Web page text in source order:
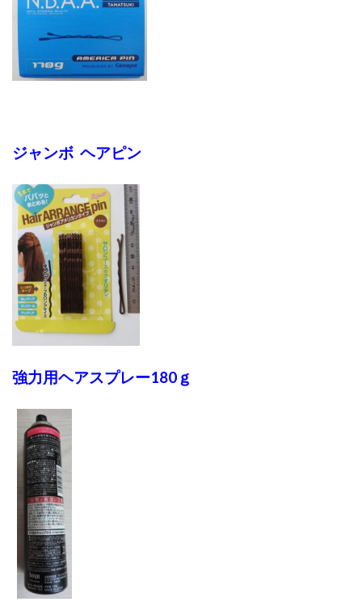
ジャンボ ヘアピン
強力用ヘアスプレー180ｇ